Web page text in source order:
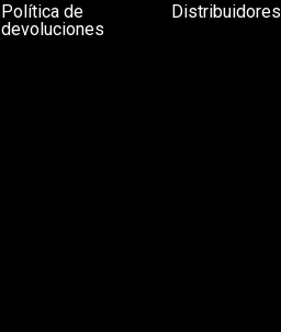
Política de
devoluciones
Distribuidores